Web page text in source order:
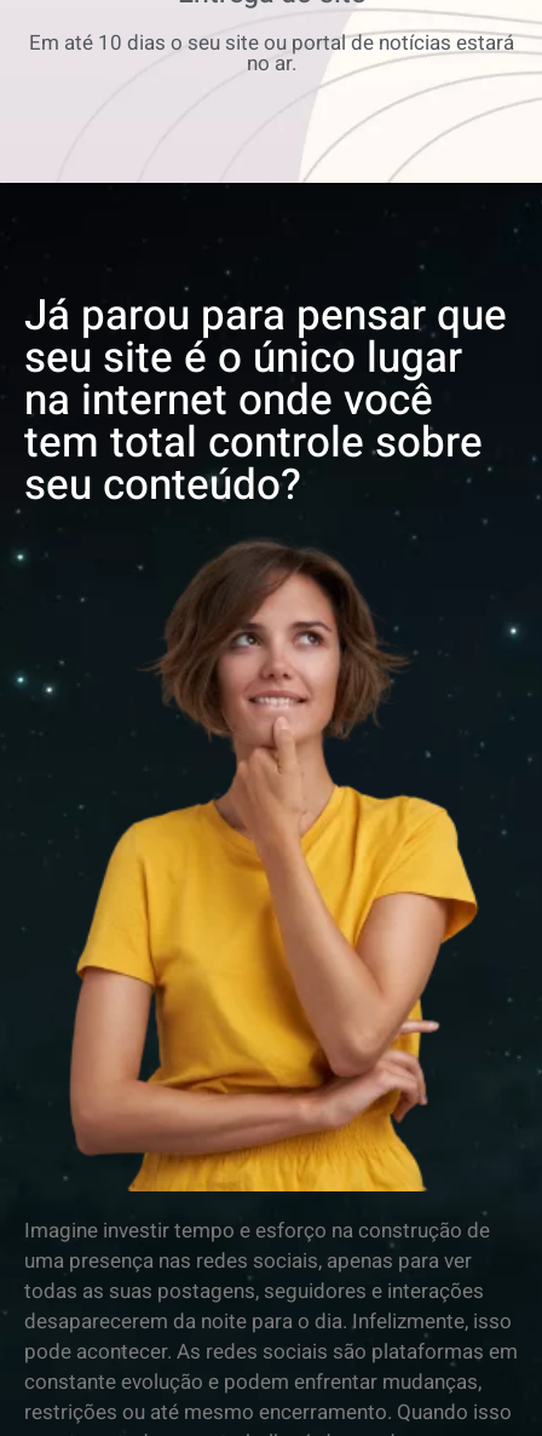
Em até 10 dias o seu site ou portal de notícias estará
no ar.
Já parou para pensar que
seu site é o único lugar
na internet onde você
tem total controle sobre
seu conteúdo?
Imagine investir tempo e esforço na construção de
uma presença nas redes sociais, apenas para ver
todas as suas postagens, seguidores e interações
desaparecerem da noite para o dia. Infelizmente, isso
pode acontecer. As redes sociais são plataformas em
constante evolução e podem enfrentar mudanças,
restrições ou até mesmo encerramento. Quando isso